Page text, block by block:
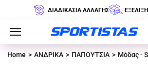
ΔΙΑΔΙΚΑΣΙΑ ΑΛΛΑΓΗΣ
Home ΑΝΔΡΙΚΑ ΠΑΠΟΥΤΣΙΑ Μόδας -